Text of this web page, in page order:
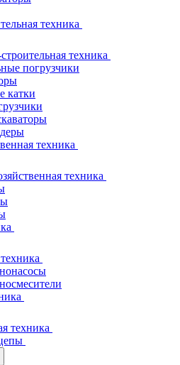
техника
техника
погрузчики
катки
техника
техника
техника